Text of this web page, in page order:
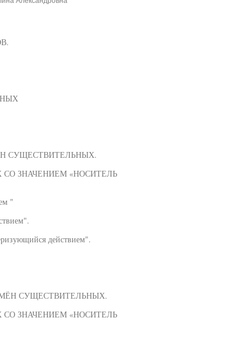
СУЩЕСТВИТЕЛЬНЫХ.
ЗНАЧЕНИЕМ «НОСИТЕЛЬ
"
действием".
СУЩЕСТВИТЕЛЬНЫХ.
ЗНАЧЕНИЕМ «НОСИТЕЛЬ